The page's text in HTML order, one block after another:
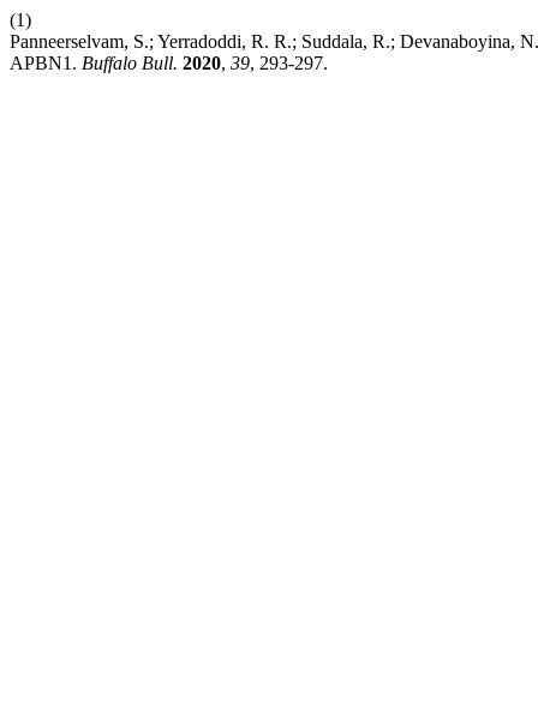
(1)
Panneerselvam, S.; Yerradoddi, R. R.; Suddala, R.;
APBN1. Buffalo Bull. 2020, 39, 293-297.